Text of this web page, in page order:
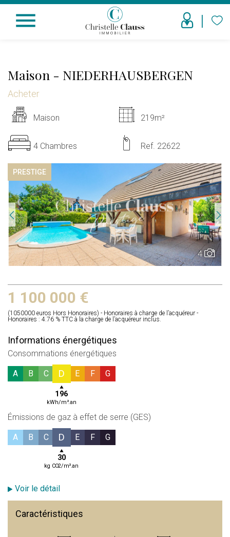
menu
PRESTIGE
4
Maison - NIEDERHAUSBERGEN
Acheter
Maison 219m²
4 Chambres Ref. 22622
Informations énergétiques
Consommations énergétiques
A B C D
196
kWh/m².an
E F G
Émissions de gaz à effet de serre (GES)
A B C D
30
kg CO2/m².an
E F G
1 100 000 €
(1050000 euros Hors Honoraires) - Honoraires à charge de l’acquéreur -
Honoraires : 4.76 % TTC à la charge de l’acquéreur inclus.
Voir le détail
Caractéristiques